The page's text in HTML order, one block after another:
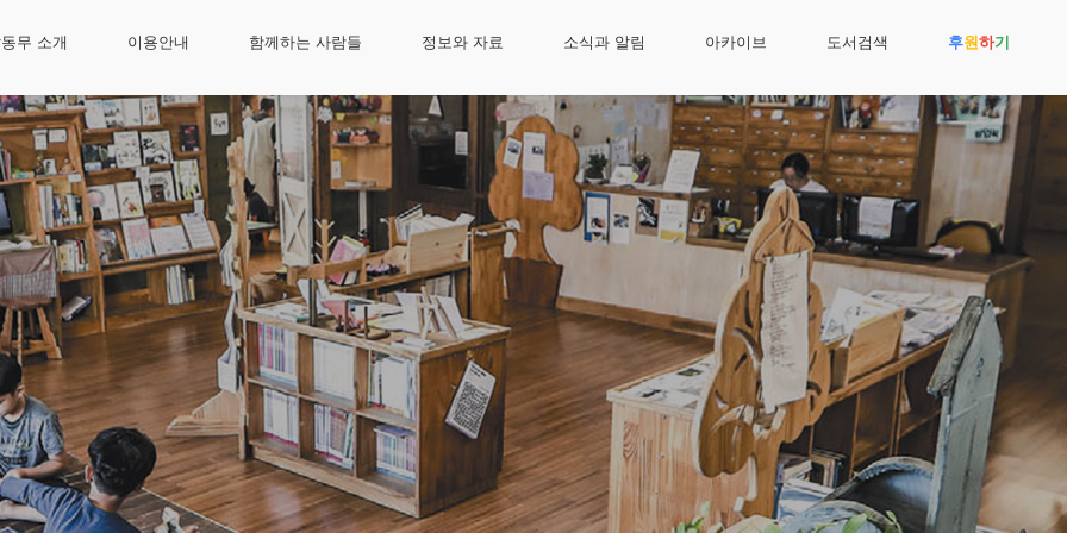
무 소개 이용안내 함께하는 사람들 정보와 자료 소식과 알림 아카이브 도서검색 후 원하 기